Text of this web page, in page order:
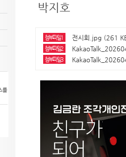
박지호
첨부파일1 전시회.jpg (261
첨부파일2
첨부파일3